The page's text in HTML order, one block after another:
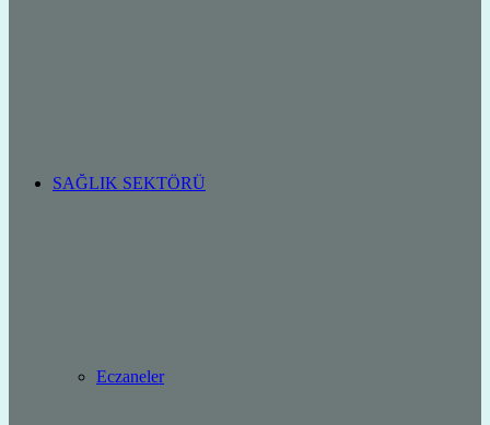
SAĞLIK SEKTÖRÜ
Eczaneler